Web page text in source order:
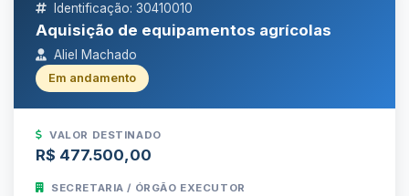
Identificação: 30410010
Aquisição de equipamentos agrícolas
Aliel Machado
Em andamento
VALOR DESTINADO
R$ 477.500,00
SECRETARIA / ÓRGÃO EXECUTOR